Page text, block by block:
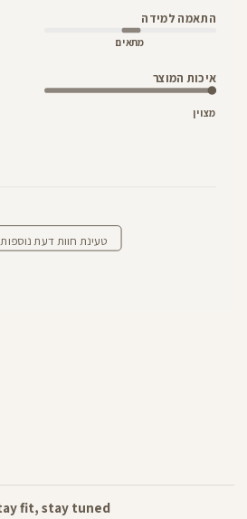
התאמה למידה
מתאים
איכות המוצר
מצוין
טעינת חוות דעת נוספות
fit, stay tuned